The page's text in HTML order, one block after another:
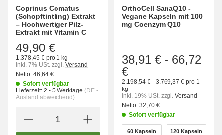
Coprinus Comatus
(Schopftintling) Extrakt
– Hochwertiger Pilz-
Extrakt mit Vitamin C
49,90 €
1.378,45 € pro 1 kg
inkl. 7% USt. zzgl. Versand
Netto: 46,64 €
Sofort verfügbar
Lieferzeit: 2 - 5 Werktage (DE -
Ausland abweichend)
OrthoCell SanaQ10 -
Vegane Kapseln mit 100
mg Coenzym Q10
38,91 € - 66,72
€
2.198,54 € - 3.769,37 € pro 1
kg
inkl. 19% USt. zzgl. Versand
Netto: 32,70 €
Sofort verfügbar
wählen
60 Kapseln
60 Kapseln 120 Kapseln
120 Kapseln